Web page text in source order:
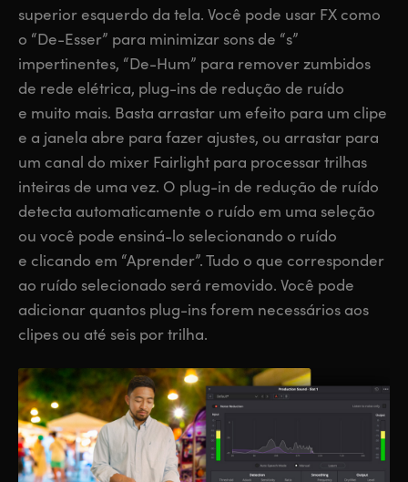
superior esquerdo da tela. Você pode usar FX como
o “De-Esser” para minimizar sons de “s”
impertinentes, “De-Hum” para remover zumbidos
de rede elétrica, plug-ins de redução de ruído
e muito mais. Basta arrastar um efeito para um clipe
e a janela abre para fazer ajustes, ou arrastar para
um canal do mixer Fairlight para processar trilhas
inteiras de uma vez. O plug-in de redução de ruído
detecta automaticamente o ruído em uma seleção
ou você pode ensiná-lo selecionando o ruído
e clicando em “Aprender”. Tudo o que corresponder
ao ruído selecionado será removido. Você pode
adicionar quantos plug-ins forem necessários aos
clipes ou até seis por trilha.